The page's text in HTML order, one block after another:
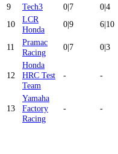
9 Tech3 0|7 0|4
10
LCR
Honda
0|9 6|10
11
Pramac
Racing
0|7 0|3
12
Honda
HRC Test
Team
- -
13
Yamaha
Factory
Racing
- -